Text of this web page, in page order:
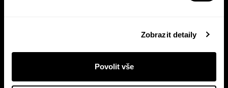
Zobrazit detaily
Povolit vše
Přihlášením se k odběru novinek souhlasíte sezpracováním
E-shop Nakladatelství